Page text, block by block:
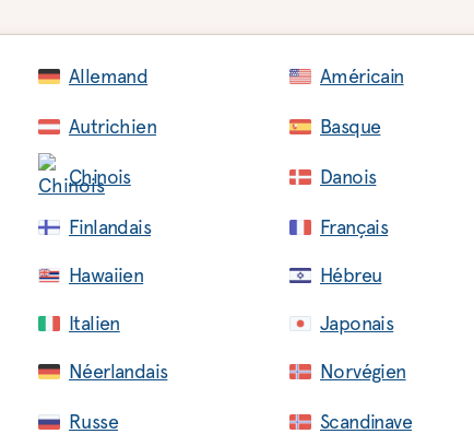
Allemand Américain
Autrichien Basque
Chinois Danois
Finlandais Français
Hawaiien Hébreu
Italien Japonais
Néerlandais Norvégien
Russe Scandinave